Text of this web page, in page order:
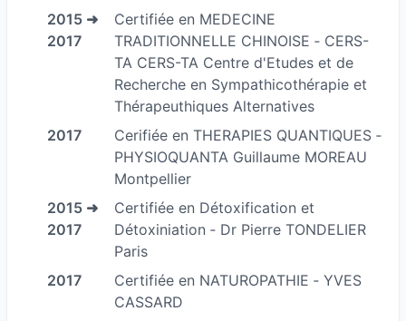
Véritable élève de la vie, elle consacre la majeur
partie de son temps libre depuis 1989, a
l’apprentissage de nombreuses méthodes
d’accompagnement qu’elle transmet a son tour
au travers de son enseignement pédagogique,
ludique et holistique adapté à la portée de tous.
Depuis 2013 à ce jour elle est :
-Enseignante et conférencière en magnétisme,
radiesthésie, SHOU-ZU / SU-JOK Thérapie…
Membre active du bureau au S.N.R. sein du
Syndicat National des Radiesthésistes.
2015 ➜
2017
Certifiée en MEDECINE
TRADITIONNELLE CHINOISE ‐ CERS-
TA CERS-TA Centre d'Etudes et de
Recherche en Sympathicothérapie et
Thérapeuthiques Alternatives
2017
Cerifiée en THERAPIES QUANTIQUES ‐
PHYSIOQUANTA Guillaume MOREAU
Montpellier
2015 ➜
2017
Certifiée en Détoxification et
Détoxiniation ‐ Dr Pierre TONDELIER
Paris
2017
Certifiée en NATUROPATHIE ‐ YVES
CASSARD